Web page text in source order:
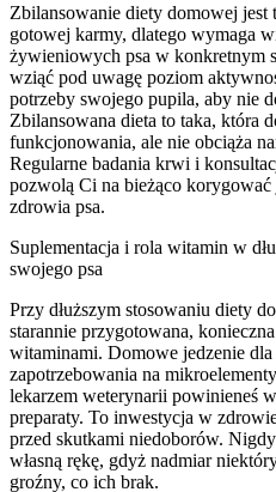
Zbilansowanie diety domowej jest
gotowej karmy, dlatego wymaga
żywieniowych psa w konkretnym
wziąć pod uwagę poziom
potrzeby swojego pupila, aby nie
Zbilansowana dieta to taka, która
funkcjonowania, ale nie obciąża
Regularne badania krwi i
pozwolą Ci na bieżąco korygować
zdrowia psa.
Suplementacja i rola witamin w
swojego psa
Przy dłuższym stosowaniu diety
starannie przygotowana,
witaminami. Domowe jedzenie
zapotrzebowania na
lekarzem weterynarii powinieneś
preparaty. To inwestycja w
przed skutkami niedoborów.
własną rękę, gdyż nadmiar
groźny, co ich brak.